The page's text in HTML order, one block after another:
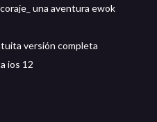
una aventura ewok
versión completa
ios 12